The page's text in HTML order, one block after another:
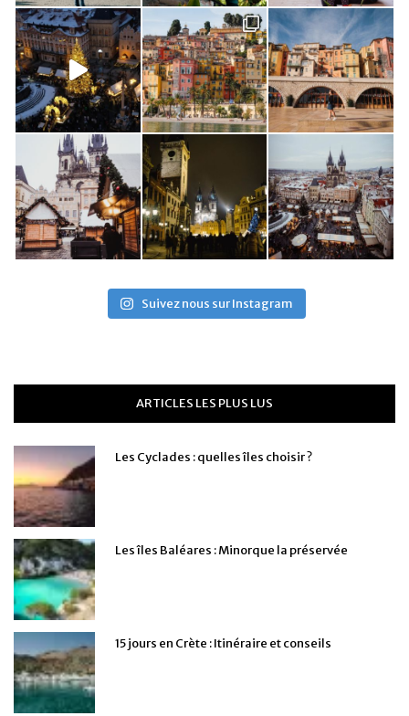
Suivez nous sur Instagram
ARTICLES LES PLUS LUS
Les Cyclades : quelles îles choisir ?
Les îles Baléares : Minorque la préservée
15 jours en Crète : Itinéraire et conseils